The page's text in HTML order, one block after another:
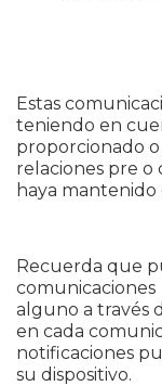
Estas
teniendo en
proporcionado
relaciones pre
haya mantenido
Recuerda que
alguno a través
en cada
notificaciones
su dispositivo.